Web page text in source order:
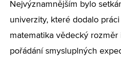
Nejvýznamnějším bylo
univerzity, které dodalo
matematika vědecký
pořádání smysluplných